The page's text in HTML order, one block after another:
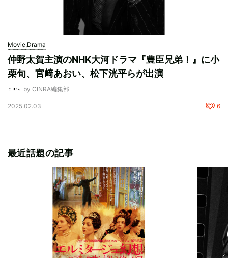
Movie,Drama
仲野太賀主演のNHK大河ドラマ『豊臣兄弟！』に小
栗旬、宮﨑あおい、松下洸平らが出演
by CINRA編集部
2025.02.03 6
最近話題の記事